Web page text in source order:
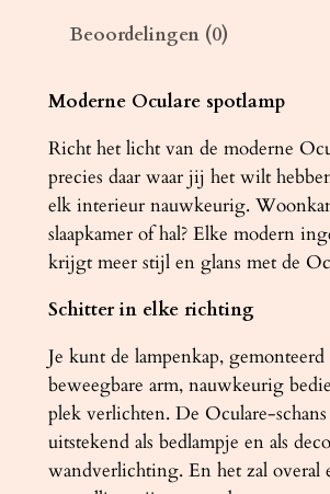
A
E
w
i
t
a
n
t
a
l
Beoordelingen (0)
Moderne Oculare spotlamp
Richt het licht van de moderne
precies daar waar jij het wilt
elk interieur nauwkeurig.
slaapkamer of hal? Elke modern
krijgt meer stijl en glans met de
Schitter in elke richting
Je kunt de lampenkap,
beweegbare arm, nauwkeurig
plek verlichten. De Oculare-
uitstekend als bedlampje en als
wandverlichting. En het zal overal